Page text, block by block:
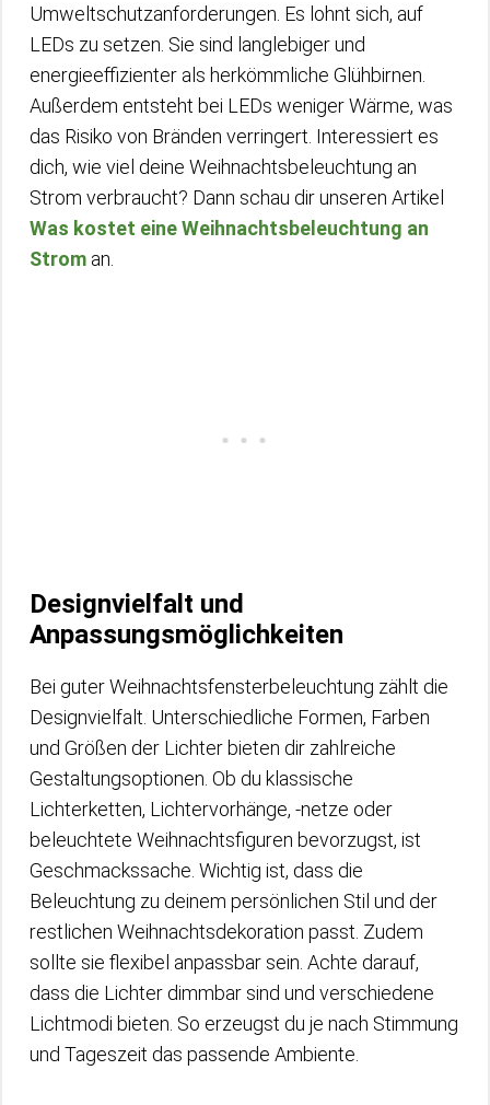
Umweltschutzanforderungen. Es lohnt sich, auf
LEDs zu setzen. Sie sind langlebiger und
energieeffizienter als herkömmliche Glühbirnen.
Außerdem entsteht bei LEDs weniger Wärme, was
das Risiko von Bränden verringert. Interessiert es
dich, wie viel deine Weihnachtsbeleuchtung an
Strom verbraucht? Dann schau dir unseren Artikel
Was kostet eine Weihnachtsbeleuchtung an
Strom an.
Designvielfalt und
Anpassungsmöglichkeiten
Bei guter Weihnachtsfensterbeleuchtung zählt die
Designvielfalt. Unterschiedliche Formen, Farben
und Größen der Lichter bieten dir zahlreiche
Gestaltungsoptionen. Ob du klassische
Lichterketten, Lichtervorhänge, -netze oder
beleuchtete Weihnachtsfiguren bevorzugst, ist
Geschmackssache. Wichtig ist, dass die
Beleuchtung zu deinem persönlichen Stil und der
restlichen Weihnachtsdekoration passt. Zudem
sollte sie flexibel anpassbar sein. Achte darauf,
dass die Lichter dimmbar sind und verschiedene
Lichtmodi bieten. So erzeugst du je nach Stimmung
und Tageszeit das passende Ambiente.